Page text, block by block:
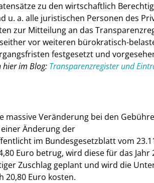
zu den wirtschaftlich
a. alle juristischen Personen des
zur Mitteilung an das
vor weiteren bürokratisch-
festgesetzt und
hier im Blog: Transparenzregister und
Veränderung bei den
Änderung der
im Bundesgesetzblatt vom
Euro betrug, wird diese für das Jahr
Zuschlag geplant und wird die
20,80 Euro kosten.